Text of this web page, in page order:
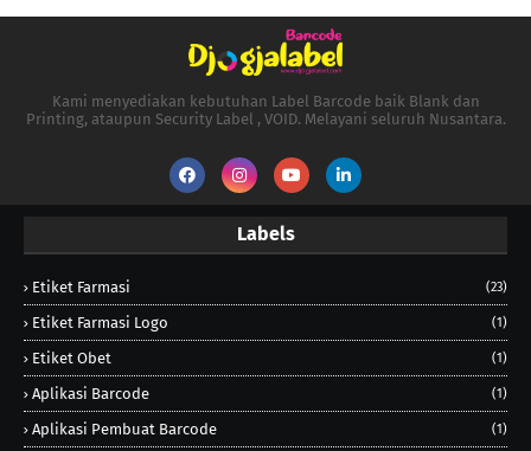
Kami menyediakan kebutuhan Label Barcode baik Blank dan
Printing, ataupun Security Label , VOID. Melayani seluruh Nusantara.
Labels
Etiket Farmasi (23)
Etiket Farmasi Logo (1)
Etiket Obet (1)
Aplikasi Barcode (1)
Aplikasi Pembuat Barcode (1)